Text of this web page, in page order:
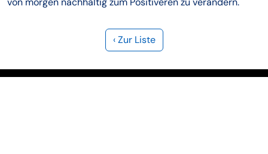
‹ Zur Liste